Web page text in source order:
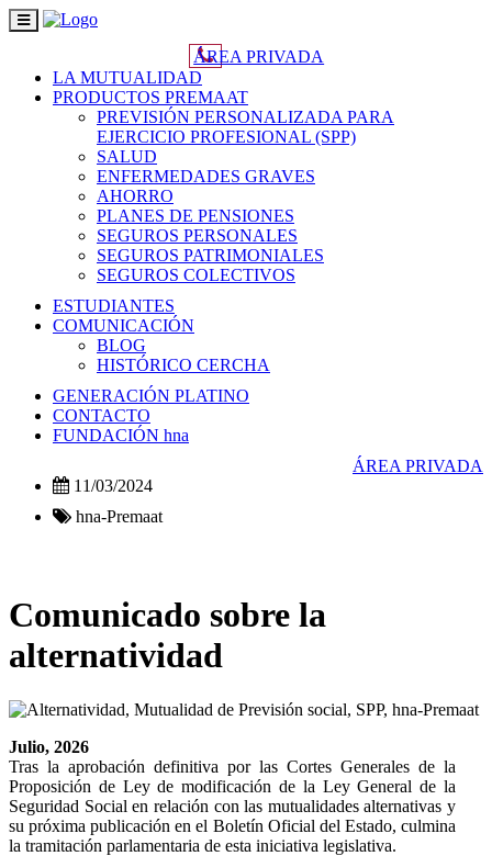
Toggle
navigation
ÁREA PRIVADA
LA MUTUALIDAD
PRODUCTOS PREMAAT
PREVISIÓN PERSONALIZADA PARA
EJERCICIO PROFESIONAL (SPP)
SALUD
ENFERMEDADES GRAVES
AHORRO
PLANES DE PENSIONES
SEGUROS PERSONALES
SEGUROS PATRIMONIALES
SEGUROS COLECTIVOS
ESTUDIANTES
COMUNICACIÓN
BLOG
HISTÓRICO CERCHA
GENERACIÓN PLATINO
CONTACTO
FUNDACIÓN hna
ÁREA PRIVADA
11/03/2024
hna-Premaat
Comunicado sobre la
alternatividad
Julio, 2026
Tras la aprobación definitiva por las Cortes Generales de la
Proposición de Ley de modificación de la Ley General de la
Seguridad Social en relación con las mutualidades alternativas y
su próxima publicación en el Boletín Oficial del Estado, culmina
la tramitación parlamentaria de esta iniciativa legislativa.